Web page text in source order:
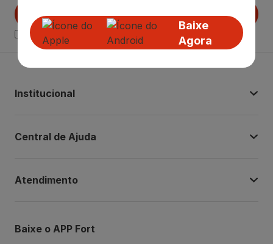
Baixe
Agora
Cadastrar
Declaro estar ciente das
Institucional
Central de Ajuda
Atendimento
Baixe o APP Fort